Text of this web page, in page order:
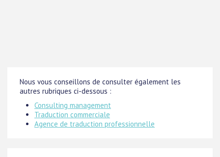
Nous vous conseillons de consulter également les
autres rubriques ci-dessous :
Consulting management
Traduction commerciale
Agence de traduction professionnelle